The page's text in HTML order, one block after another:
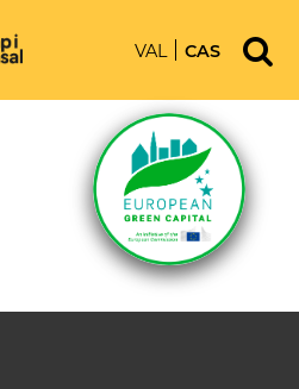
VAL CAS